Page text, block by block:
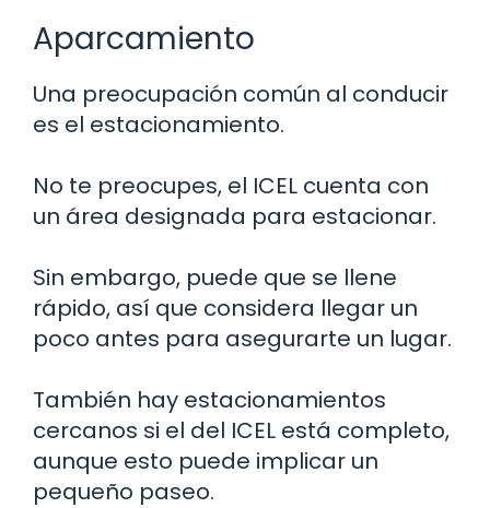
Aparcamiento
Una preocupación común al conducir
es el estacionamiento.
No te preocupes, el ICEL cuenta con
un área designada para estacionar.
Sin embargo, puede que se llene
rápido, así que considera llegar un
poco antes para asegurarte un lugar.
También hay estacionamientos
cercanos si el del ICEL está completo,
aunque esto puede implicar un
pequeño paseo.